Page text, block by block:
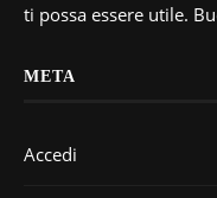
ti possa essere utile.
META
Accedi